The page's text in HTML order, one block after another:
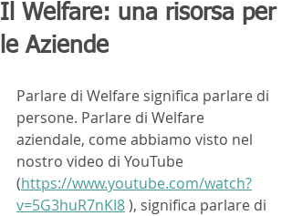
Il Welfare: una risorsa per
le Aziende
Parlare di Welfare significa parlare di
persone. Parlare di Welfare
aziendale, come abbiamo visto nel
nostro video di YouTube
(https://www.youtube.com/watch?
v=5G3huR7nKI8 ), significa parlare di